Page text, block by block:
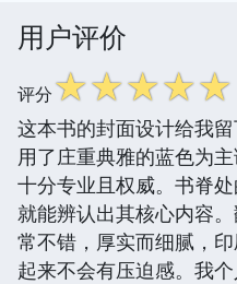
用户评价
评分☆☆☆☆☆
这本书的封面设计给我
用了庄重典雅的蓝色为
十分专业且权威。书脊
就能辨认出其核心内容
常不错，厚实而细腻，
起来不会有压迫感。我